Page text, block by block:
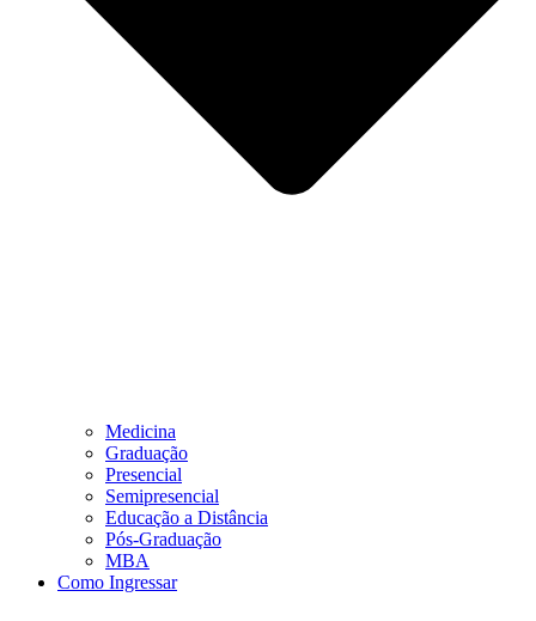
Medicina
Graduação
Presencial
Semipresencial
Educação a Distância
Pós-Graduação
MBA
Como Ingressar